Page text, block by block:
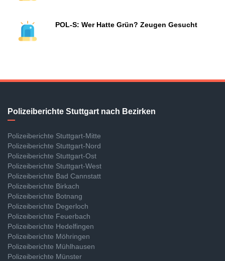
POL-S: Wer Hatte Grün? Zeugen Gesucht
Polizeiberichte Stuttgart nach Bezirken
Polizeiberichte Stuttgart-Mitte
Polizeiberichte Stuttgart-Nord
Polizeiberichte Stuttgart-Ost
Polizeiberichte Stuttgart-West
Polizeiberichte Bad Cannstatt
Polizeiberichte Birkach
Polizeiberichte Botnang
Polizeiberichte Degerloch
Polizeiberichte Feuerbach
Polizeiberichte Hedelfingen
Polizeiberichte Möhringen
Polizeiberichte Mühlhausen
Polizeiberichte Münster